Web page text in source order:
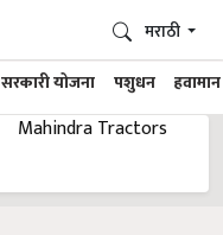
सरकारी योजना पशुधन हवामान
मराठी